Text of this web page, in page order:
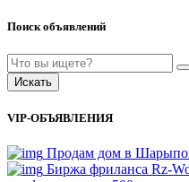
Поиск объявлений
Искать
VIP-ОБЪЯВЛЕНИЯ
Продам дом в
Биржа фриланса Rz-